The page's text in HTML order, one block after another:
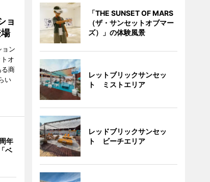
ョ
ョン
オ
商
い
年
ベ
「THE SUNSET OF MARS
（ザ・サンセットオブマー
ズ）」の体験風景
レットブリックサンセッ
ト ミストエリア
レッドブリックサンセッ
ト ビーチエリア